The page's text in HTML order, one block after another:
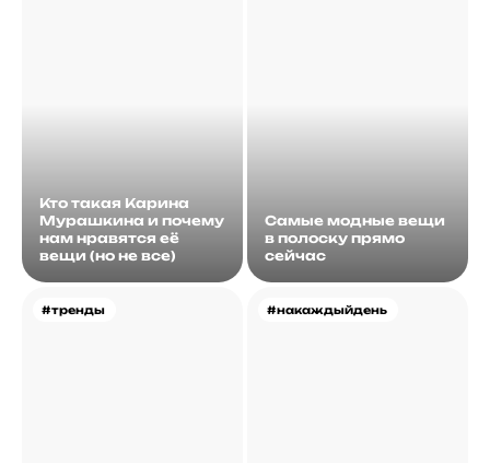
Кто такая Карина
Мурашкина и почему
нам нравятся её
вещи (но не все)
Самые модные вещи
в полоску прямо
сейчас
#тренды #накаждыйдень